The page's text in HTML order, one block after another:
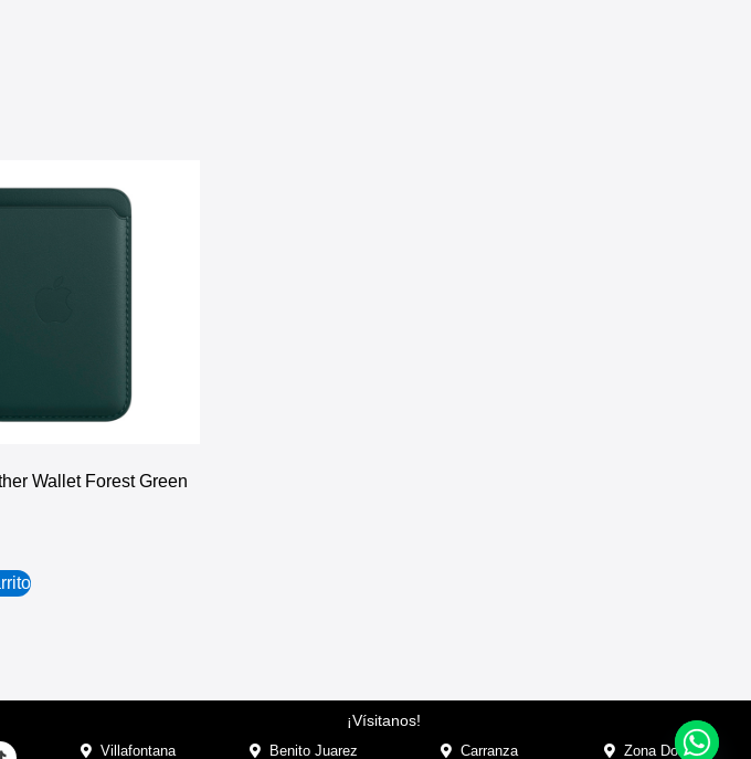
Wallet Forest Green
¡Vísitanos!
Villafontana Benito Juarez Carranza Zona Dorada